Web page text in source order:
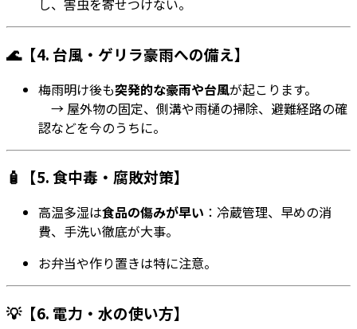
し、害虫を寄せつけない。
🌊【4. 台風・ゲリラ豪雨への備え】
梅雨明け後も突発的な豪雨や台風が起こります。
→ 屋外物の固定、側溝や雨樋の掃除、避難経路の確
認などを今のうちに。
🧴【5. 食中毒・腐敗対策】
高温多湿は食品の傷みが早い ：冷蔵管理、早めの消
費、手洗い徹底が大事。
お弁当や作り置きは特に注意。
💡【6. 電力・水の使い方】